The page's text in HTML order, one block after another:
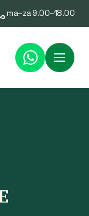
ma–za 9.00–18.00
Menu